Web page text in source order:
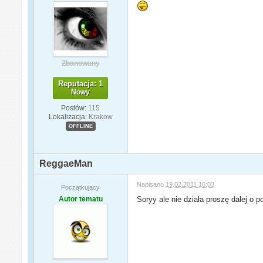
Zbanowany
Reputacja: 1
Nowy
Postów: 115
Lokalizacja: Krakow
OFFLINE
ReggaeMan
Początkujący
Autor tematu
Napisano 19.02.2011 16:03
Soryy ale nie działa proszę dalej o